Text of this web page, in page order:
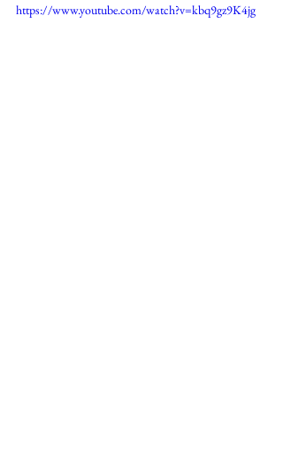
https://www.youtube.com/watch?v=kbq9gz9K4jg